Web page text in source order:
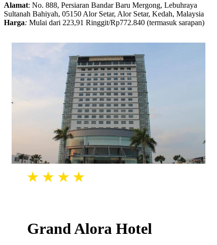
Alamat: No. 888, Persiaran Bandar Baru Mergong, Lebuhraya
Sultanah Bahiyah, 05150 Alor Setar, Alor Setar, Kedah, Malaysia
Harga: Mulai dari 223,91 Ringgit/Rp772.840 (termasuk sarapan)
Grand Alora Hotel